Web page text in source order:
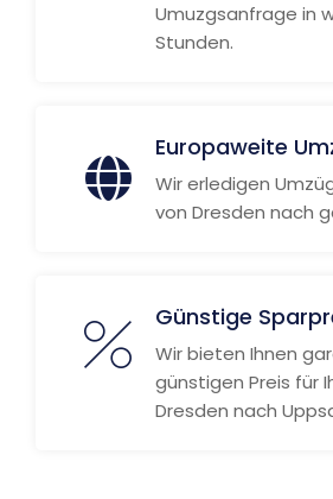
Umuzgsanfrage in
Stunden.
Europaweite
Wir erledigen
von Dresden nach
Günstige
Wir bieten Ihnen
günstigen Preis für
Dresden nach